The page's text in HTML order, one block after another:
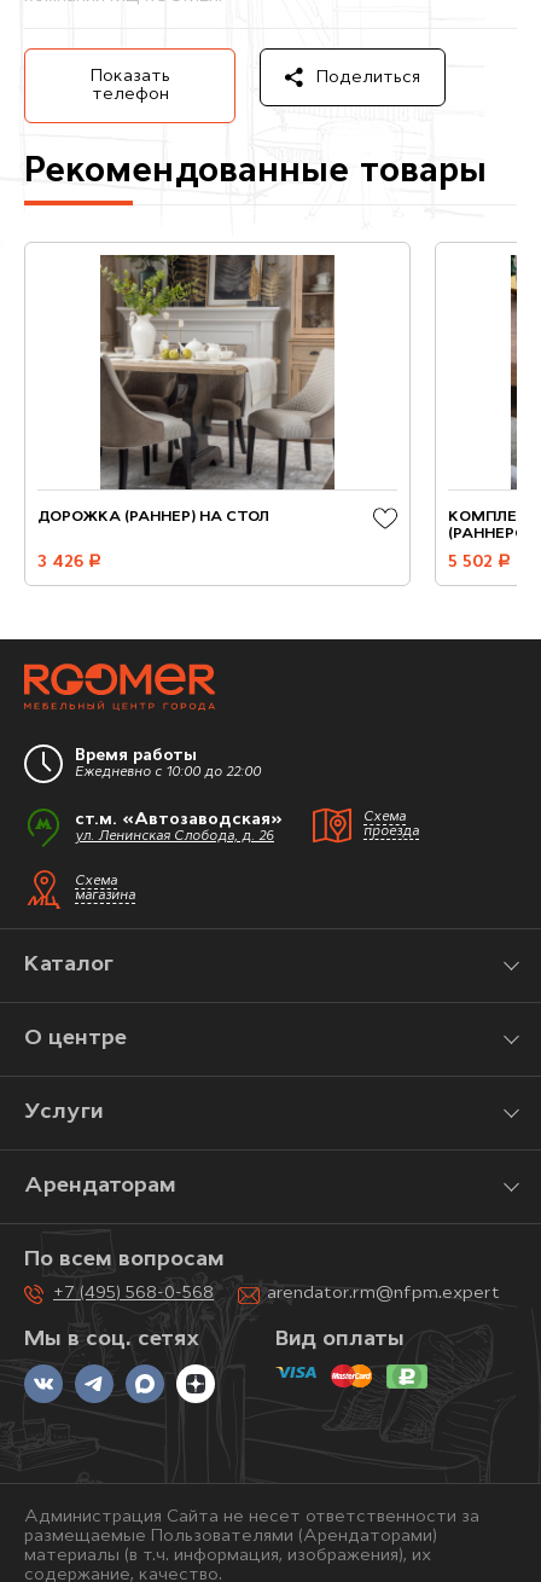
Показать
телефон
Поделиться
Рекомендованные товары
ДОРОЖКА (РАННЕР) НА СТОЛ
3 426 руб.
КОМПЛЕКТ
5 502 руб.
Время работы
Ежедневно с 10:00 до 22:00
ст.м. «Автозаводская»
ул. Ленинская Слобода, д. 26
Схема
проезда
Схема
магазина
Каталог
О центре
Услуги
Арендаторам
Мы в соц. сетях
По всем вопросам
+7 (495) 568-0-568 arendator.rm@nfpm.expert
Вид оплаты
Администрация Сайта не несет ответственности за
размещаемые Пользователями (Арендаторами)
материалы (в т.ч. информация, изображения), их
содержание, качество.